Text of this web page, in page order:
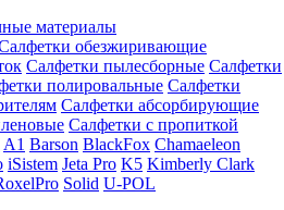
материалы
обезжиривающие
Салфетки пылесборные Салфетки
полировальные Салфетки
Салфетки абсорбирующие
Салфетки с пропиткой
A1 Barson BlackFox Chamaeleon
iSistem Jeta Pro K5 Kimberly Clark
Solid U-POL